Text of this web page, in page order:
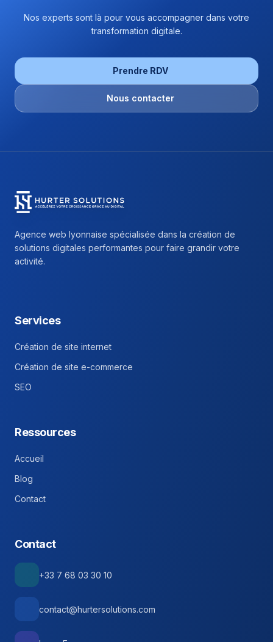
Nos experts sont là pour vous accompagner dans votre
transformation digitale.
Prendre RDV
Nous contacter
Agence web lyonnaise spécialisée dans la création de
solutions digitales performantes pour faire grandir votre
activité.
Services
Création de site internet
Création de site e-commerce
SEO
Ressources
Accueil
Blog
Contact
Contact
+33 7 68 03 30 10
contact@hurtersolutions.com